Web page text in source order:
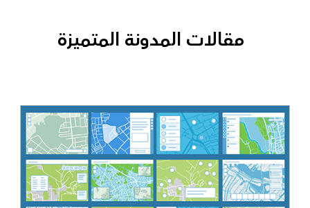
مقالات المدونة المتميزة